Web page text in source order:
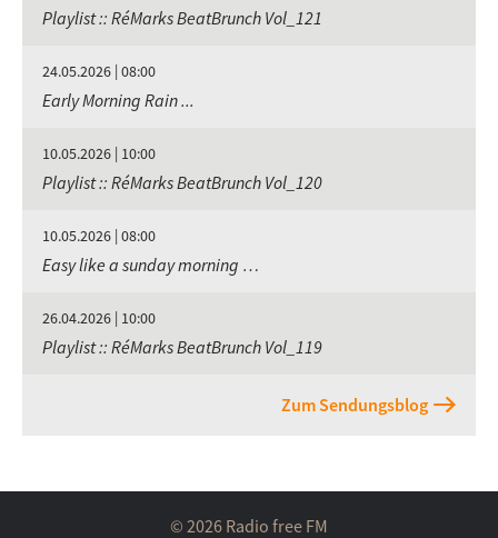
Playlist :: RéMarks BeatBrunch Vol_121
24.05.2026 | 08:00
Early Morning Rain ...
10.05.2026 | 10:00
Playlist :: RéMarks BeatBrunch Vol_120
10.05.2026 | 08:00
Easy like a sunday morning …
26.04.2026 | 10:00
Playlist :: RéMarks BeatBrunch Vol_119
Zum Sendungsblog
© 2026 Radio free FM